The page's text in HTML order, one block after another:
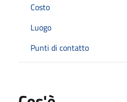
Costo
Luogo
Punti di contatto